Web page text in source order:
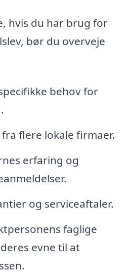
hvis du har brug for
bør du overveje
behov for
flere lokale firmaer.
erfaring og
og serviceaftaler.
faglige
evne til at